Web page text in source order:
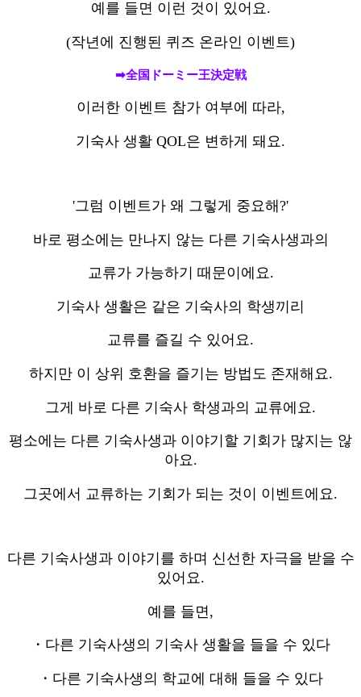
예를 들면 이런 것이 있어요.
(작년에 진행된 퀴즈 온라인 이벤트)
➡全国ドーミー王決定戦
이러한 이벤트 참가 여부에 따라,
기숙사 생활 QOL은 변하게 돼요.
'그럼 이벤트가 왜 그렇게 중요해?'
바로 평소에는 만나지 않는 다른 기숙사생과의
교류가 가능하기 때문이에요.
기숙사 생활은 같은 기숙사의 학생끼리
교류를 즐길 수 있어요.
하지만 이 상위 호환을 즐기는 방법도 존재해요.
그게 바로 다른 기숙사 학생과의 교류에요.
평소에는 다른 기숙사생과 이야기할 기회가 많지는 않
아요.
그곳에서 교류하는 기회가 되는 것이 이벤트에요.
다른 기숙사생과 이야기를 하며 신선한 자극을 받을 수
있어요.
예를 들면,
・다른 기숙사생의 기숙사 생활을 들을 수 있다
・다른 기숙사생의 학교에 대해 들을 수 있다